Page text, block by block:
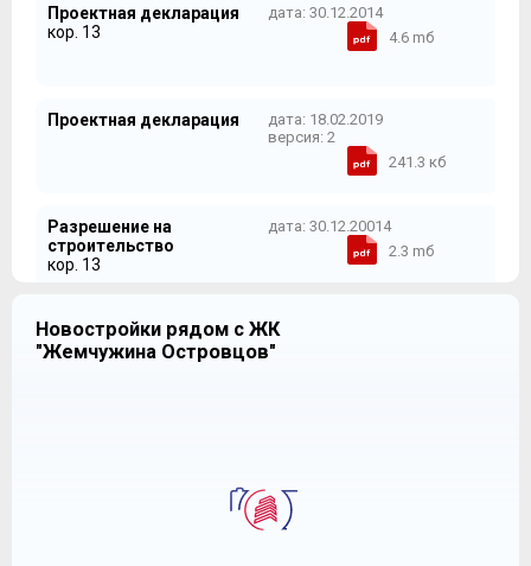
7
8
Проектная декларация
кор. 13
дата: 30.12.2014
4.6 mб
Проектная декларация
дата: 18.02.2019
версия: 2
241.3 кб
Разрешение на
строительство
кор. 13
дата: 30.12.20014
2.3 mб
Проектная декларация
кор. 14
дата: 19.02.2015
Новостройки рядом с ЖК
"Жемчужина Островцов"